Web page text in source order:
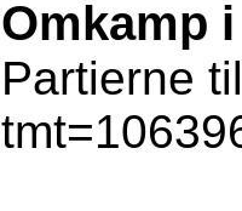
Omkamp
Partierne